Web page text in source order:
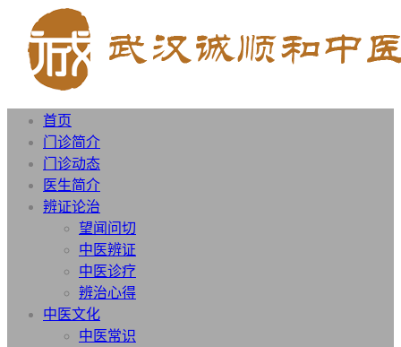
首页
门诊简介
门诊动态
医生简介
辨证论治
望闻问切
中医辨证
中医诊疗
辨治心得
中医文化
中医常识